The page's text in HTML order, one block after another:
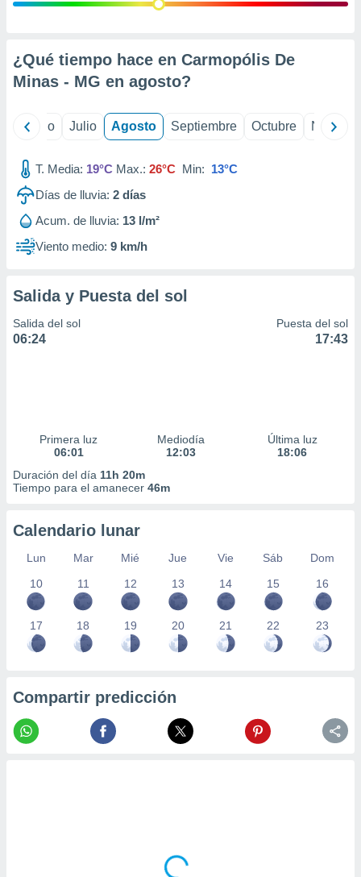
e
mediante
de
1199
¿Qué tiempo hace en Carmopólis De
Minas - MG en agosto?
Junio Julio Agosto Septiembre Octubre
T. Media: 19°C Max.: 26°C Min: 13°C
Días de lluvia: 2 días
Acum. de lluvia: 13 l/m²
Viento medio: 9 km/h
Salida y Puesta del sol
Salida del sol
06:24
Puesta del sol
17:43
Primera luz
06:01
Mediodía
12:03
Última luz
18:06
Duración del día 11h 20m
Tiempo para el amanecer 46m
Calendario lunar
Lun Mar Mié Jue Vie Sáb
Dom
10
11 12 13 14 15 16
17 18 19 20 21 22 23
Compartir predicción